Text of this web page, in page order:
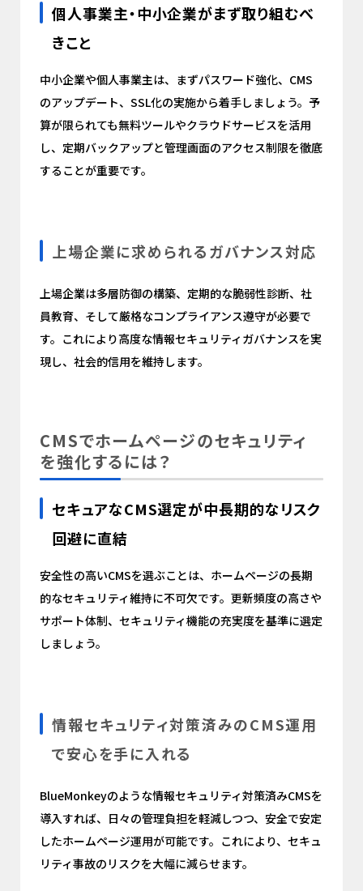
個人事業主・中小企業がまず取り組むべ
きこと
中小企業や個人事業主は、まずパスワード強化、CMS
のアップデート、SSL化の実施から着手しましょう。予
算が限られても無料ツールやクラウドサービスを活用
し、定期バックアップと管理画面のアクセス制限を徹底
することが重要です。
上場企業に求められるガバナンス対応
上場企業は多層防御の構築、定期的な脆弱性診断、社
員教育、そして厳格なコンプライアンス遵守が必要で
す。これにより高度な情報セキュリティガバナンスを実
現し、社会的信用を維持します。
CMSでホームページのセキュリティ
を強化するには？
セキュアなCMS選定が中長期的なリスク
回避に直結
安全性の高いCMSを選ぶことは、ホームページの長期
的なセキュリティ維持に不可欠です。更新頻度の高さや
サポート体制、セキュリティ機能の充実度を基準に選定
しましょう。
情報セキュリティ対策済みのCMS運用
で安心を手に入れる
BlueMonkeyのような情報セキュリティ対策済みCMSを
導入すれば、日々の管理負担を軽減しつつ、安全で安定
したホームページ運用が可能です。これにより、セキュ
リティ事故のリスクを大幅に減らせます。